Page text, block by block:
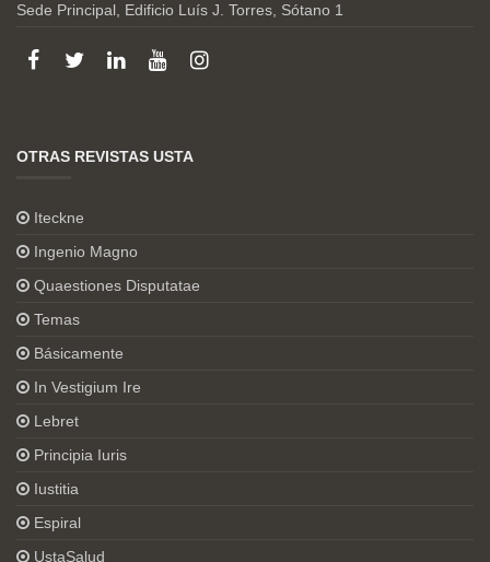
Sede Principal, Edificio Luís J. Torres, Sótano 1
OTRAS REVISTAS USTA
Iteckne
Ingenio Magno
Quaestiones Disputatae
Temas
Básicamente
In Vestigium Ire
Lebret
Principia Iuris
Iustitia
Espiral
UstaSalud